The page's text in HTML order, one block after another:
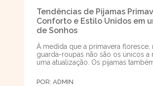
Tendências de Pijamas
Conforto e Estilo Unidos em
de Sonhos
À medida que a primavera floresce,
guarda-roupas não são os únicos a
uma atualização. Os pijamas
POR: ADMIN